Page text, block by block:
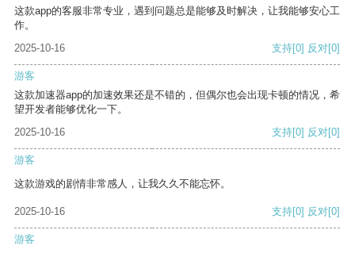
这款app的客服非常专业，遇到问题总是能够及时解决，让我能够安心工
作。
2025-10-16
支持[0] 反对[0]
游客
这款加速器app的加速效果还是不错的，但偶尔也会出现卡顿的情况，希
望开发者能够优化一下。
2025-10-16
支持[0] 反对[0]
游客
这款游戏的剧情非常感人，让我久久不能忘怀。
2025-10-16 支持[0] 反对[0]
游客